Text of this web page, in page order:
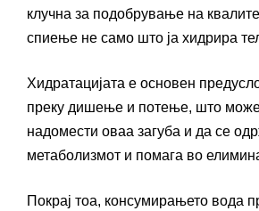
клучна за подобрување на
спиење не само што ја хидрира
Хидратацијата е основен
преку дишење и потење, што
надомести оваа загуба и да се
метаболизмот и помага во
Покрај тоа, консумирањето вода